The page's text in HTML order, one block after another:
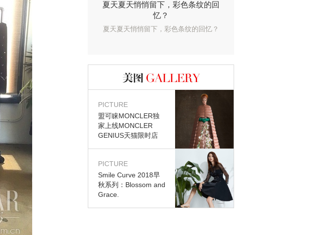
夏天夏天悄悄留下，彩色条纹的回
忆？
夏天夏天悄悄留下，彩色条纹的回忆？
图库
PICTURE
盟可睐MONCLER独
家上线MONCLER
GENIUS天猫限时店
PICTURE
Smile Curve 2018早
秋系列：Blossom and
Grace.